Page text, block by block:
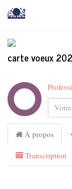
carte voeux
À propos
Transcription